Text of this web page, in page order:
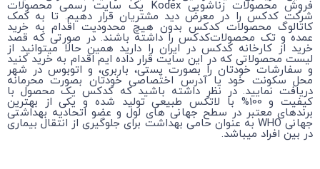
فروش محصولات زناشویی Kodex یک سایت رسمی محصولات
شرکت کدکس را در معرض دید مشتریان قرار دهیم. تا به کمک
کاتالوگ محصولات کدکس بدون هیچ محدودیت اقدام به خرید
عمده و تک محصولات‌کدکس را داشته باشند. در صورتی که قصد
خرید از کارخانه کدکس در ایران را دارید همین حالا میتوانید از
لیست محصولاتی که در این سایت قرار داده ایم اقدام به خرید کنید
و سفارشات خودتان را بصورت پستی، باربری، و اتوبوس در شهر
محل سکونت خود یا آدرس اختصاصی خودتان بصورت محرمانه
دریافت نمایید. در نظر داشته باشید که کدکس یک محصول با
کیفیت و 100% با لاتکس طبیعی تولید شده و یکی از بهترین
برندهای معتبر در سطح جهانی های لول و عضو اتحادیه بهداشتی
جهانی WHO به عنوان حامی بهداشت برای جلوگیری از انتقال بیماری
در بین افراد میباشد.